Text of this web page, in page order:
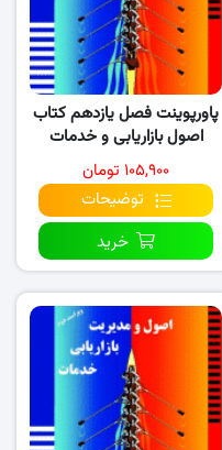
پاورپوینت فصل یازدهم کتاب
اصول بازاریابی و خدمات
(نسخه ۱)
۱۰۵,۹۰۰ تومان
توضیحات
خرید